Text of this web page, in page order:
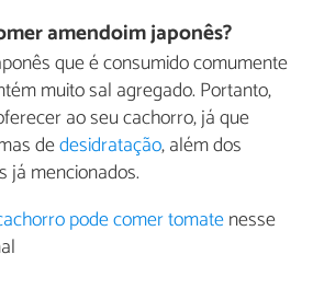
amendoim japonês?
que é consumido comumente
muito sal agregado. Portanto,
ao seu cachorro, já que
dedesidratação, além dos
já mencionados.
pode comer tomatenesse